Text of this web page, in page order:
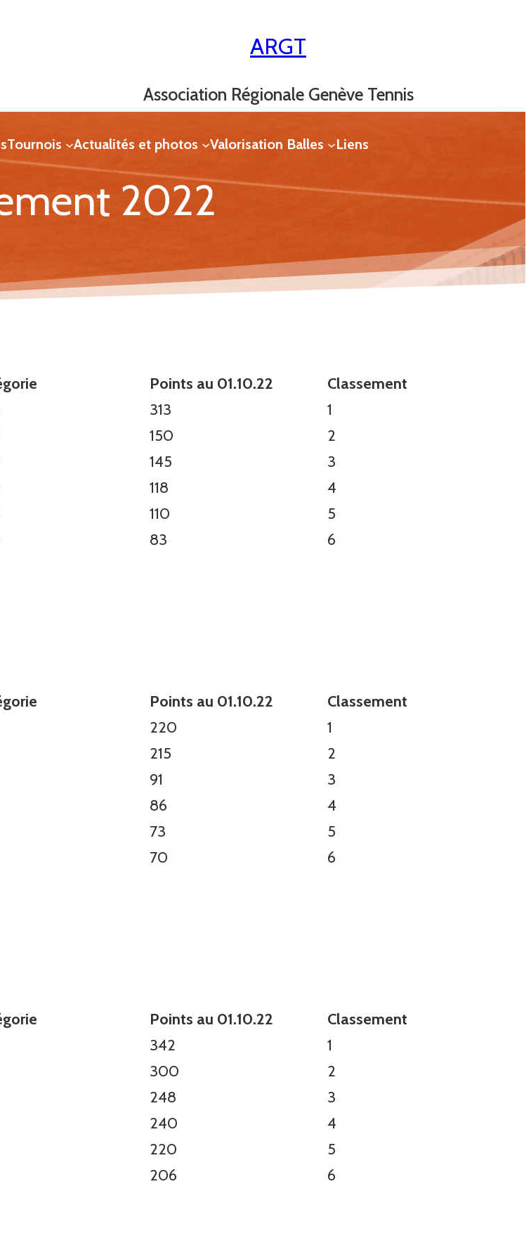
ARGT
Association Régionale Genève Tennis
Tournois Actualités et photos Valorisation Balles Liens
2022
Points au 01.10.22
Classement
313
1
150
2
145
3
118
4
110
5
83 6
Points au 01.10.22
Classement
220
1
215
2
91
3
86
4
73
5
70 6
Points au 01.10.22
Classement
342
1
300
2
248
3
240
4
220
5
206 6